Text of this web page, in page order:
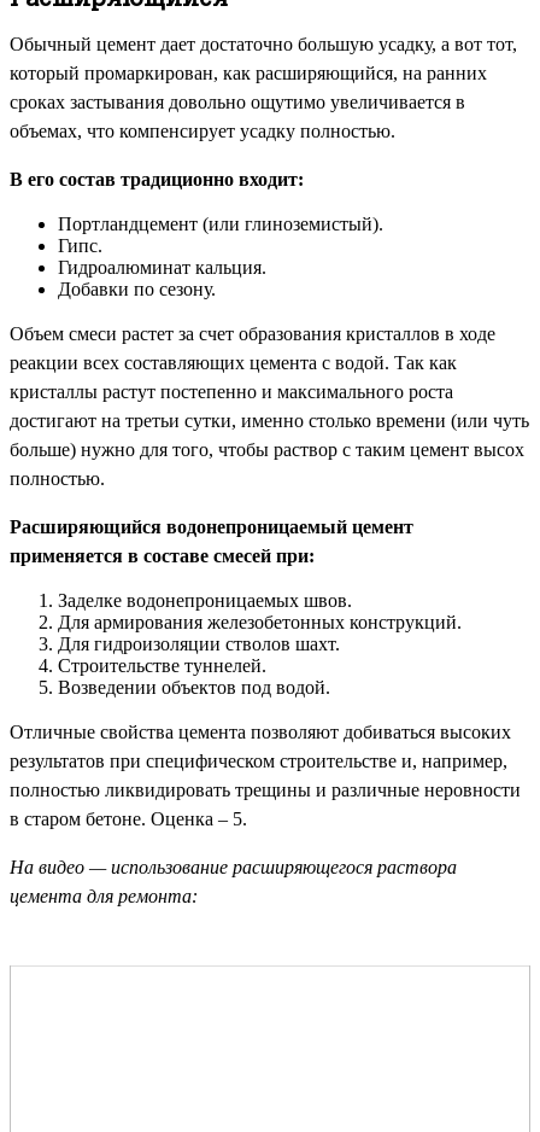
Обычный цемент дает достаточно большую усадку, а вот тот,
который промаркирован, как расширяющийся, на ранних
сроках застывания довольно ощутимо увеличивается в
объемах, что компенсирует усадку полностью.
В его состав традиционно входит:
Портландцемент (или глиноземистый).
Гипс.
Гидроалюминат кальция.
Добавки по сезону.
Объем смеси растет за счет образования кристаллов в ходе
реакции всех составляющих цемента с водой. Так как
кристаллы растут постепенно и максимального роста
достигают на третьи сутки, именно столько времени (или чуть
больше) нужно для того, чтобы раствор с таким цемент высох
полностью.
Расширяющийся водонепроницаемый цемент
применяется в составе смесей при:
Заделке водонепроницаемых швов.
Для армирования железобетонных конструкций.
Для гидроизоляции стволов шахт.
Строительстве туннелей.
Возведении объектов под водой.
Отличные свойства цемента позволяют добиваться высоких
результатов при специфическом строительстве и, например,
полностью ликвидировать трещины и различные неровности
в старом бетоне. Оценка – 5.
На видео — использование расширяющегося раствора
цемента для ремонта: